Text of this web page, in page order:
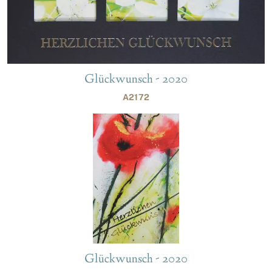
Glückwunsch - 2020
A2172
Glückwunsch - 2020